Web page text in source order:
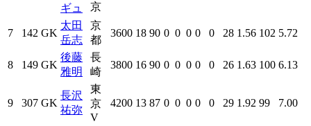
ギュ
京
7 142 GK
太田
岳志
京
都
3600 18 90 0 0 0 0 0 28 1.56 102 5.72
8 149 GK
後藤
雅明
長
崎
3800 16 90 0 0 0 0 0 26 1.63 100 6.13
9 307 GK
長沢
祐弥
東
京
V
4200 13 87 0 0 0 0 0 29 1.92 99 7.00